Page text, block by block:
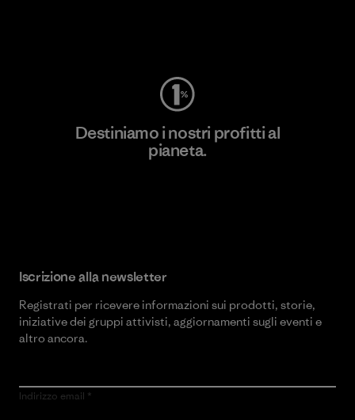
Destiniamo i nostri profitti al
pianeta.
Iscrizione alla newsletter
Registrati per ricevere informazioni sui prodotti, storie,
iniziative dei gruppi attivisti, aggiornamenti sugli eventi e
altro ancora.
Indirizzo email